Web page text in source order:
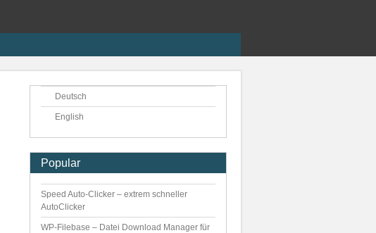
Deutsch
English
Popular
Speed Auto-Clicker – extrem schneller
AutoClicker
WP-Filebase – Datei Download Manager für